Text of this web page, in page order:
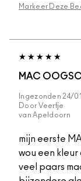
Markeer Deze
MAC
Ingezonden 24/
Door Veertje
van Apeldoorn
mijn eerste
wou een kleur
veel paars